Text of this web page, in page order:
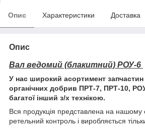
Опис Характеристики Доставка
Опис
Вал ведомий (блакитний) РОУ-6
У нас широкий асортимент
органічних добрив ПРТ-7, ПРТ-10,
багатої інший з/х технікою.
Вся продукція представлена на нашому
ретельний контроль і виробляється